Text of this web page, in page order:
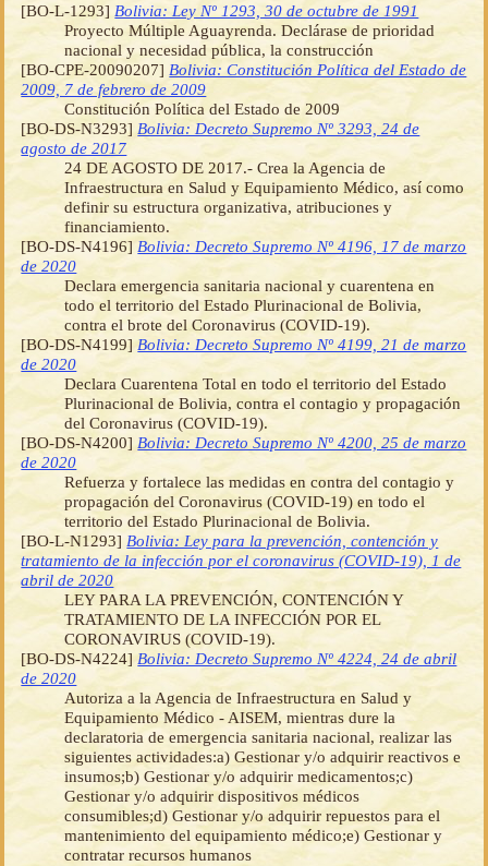
[BO-L-1293]Bolivia: Ley Nº 1293, 30 de octubre de 1991
Proyecto Múltiple Aguayrenda. Declárase de prioridad
nacional y necesidad pública, la construcción
[BO-CPE-20090207]Bolivia: Constitución Política del Estado de
2009, 7 de febrero de 2009
Constitución Política del Estado de 2009
[BO-DS-N3293]Bolivia: Decreto Supremo Nº 3293, 24 de
agosto de 2017
24 DE AGOSTO DE 2017.- Crea la Agencia de
Infraestructura en Salud y Equipamiento Médico, así como
definir su estructura organizativa, atribuciones y
financiamiento.
[BO-DS-N4196]Bolivia: Decreto Supremo Nº 4196, 17 de marzo
de 2020
Declara emergencia sanitaria nacional y cuarentena en
todo el territorio del Estado Plurinacional de Bolivia,
contra el brote del Coronavirus (COVID-19).
[BO-DS-N4199]Bolivia: Decreto Supremo Nº 4199, 21 de marzo
de 2020
Declara Cuarentena Total en todo el territorio del Estado
Plurinacional de Bolivia, contra el contagio y propagación
del Coronavirus (COVID-19).
[BO-DS-N4200]Bolivia: Decreto Supremo Nº 4200, 25 de marzo
de 2020
Refuerza y fortalece las medidas en contra del contagio y
propagación del Coronavirus (COVID-19) en todo el
territorio del Estado Plurinacional de Bolivia.
[BO-L-N1293]Bolivia: Ley para la prevención, contención y
tratamiento de la infección por el coronavirus (COVID-19), 1 de
abril de 2020
LEY PARA LA PREVENCIÓN, CONTENCIÓN Y
TRATAMIENTO DE LA INFECCIÓN POR EL
CORONAVIRUS (COVID-19).
[BO-DS-N4224]Bolivia: Decreto Supremo Nº 4224, 24 de abril
de 2020
Autoriza a la Agencia de Infraestructura en Salud y
Equipamiento Médico - AISEM, mientras dure la
declaratoria de emergencia sanitaria nacional, realizar las
siguientes actividades:a) Gestionar y/o adquirir reactivos e
insumos;b) Gestionar y/o adquirir medicamentos;c)
Gestionar y/o adquirir dispositivos médicos
consumibles;d) Gestionar y/o adquirir repuestos para el
mantenimiento del equipamiento médico;e) Gestionar y
contratar recursos humanos